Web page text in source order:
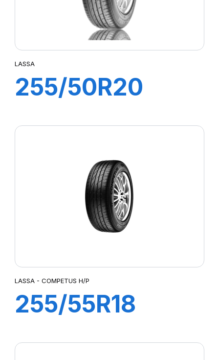
LASSA
255/50R20
LASSA - COMPETUS H/P
255/55R18